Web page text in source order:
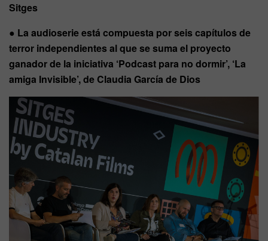
Sitges
● La audioserie está compuesta por seis capítulos de
terror independientes al que se suma el proyecto
ganador de la iniciativa ‘Podcast para no dormir’, ‘La
amiga Invisible’, de Claudia García de Dios